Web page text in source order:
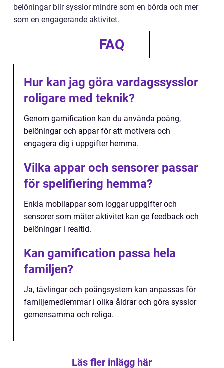
belöningar blir sysslor mindre som en börda och mer
som en engagerande aktivitet.
FAQ
Hur kan jag göra vardagssysslor
roligare med teknik?
Genom gamification kan du använda poäng,
belöningar och appar för att motivera och
engagera dig i uppgifter hemma.
Vilka appar och sensorer passar
för spelifiering hemma?
Enkla mobilappar som loggar uppgifter och
sensorer som mäter aktivitet kan ge feedback och
belöningar i realtid.
Kan gamification passa hela
familjen?
Ja, tävlingar och poängsystem kan anpassas för
familjemedlemmar i olika åldrar och göra sysslor
gemensamma och roliga.
Läs fler inlägg här